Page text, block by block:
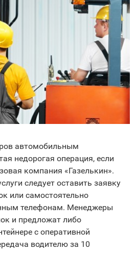
автомобильным
недорогая операция, если
компания «Газелькин».
следует оставить заявку
или самостоятельно
телефонам. Менеджеры
и предложат либо
с оперативной
водителю за 10